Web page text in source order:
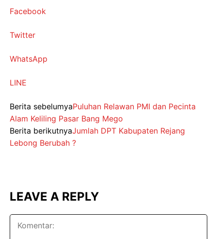
Facebook
Twitter
WhatsApp
LINE
Berita sebelumyaPuluhan Relawan PMI dan Pecinta
Alam Keliling Pasar Bang Mego
Berita berikutnyaJumlah DPT Kabupaten Rejang
Lebong Berubah ?
LEAVE A REPLY